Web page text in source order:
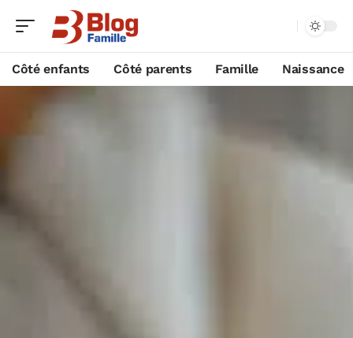
Côté enfants Côté parents Famille Naissance